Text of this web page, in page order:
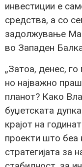
инвестиции е
средства, а со
задолжување
во Западен
„Затоа, денес,
но најважно
планот? Како
буџетската
крајот на
проекти што беа
стратегијата за